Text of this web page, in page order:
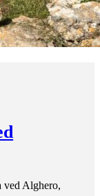
ved Alghero,